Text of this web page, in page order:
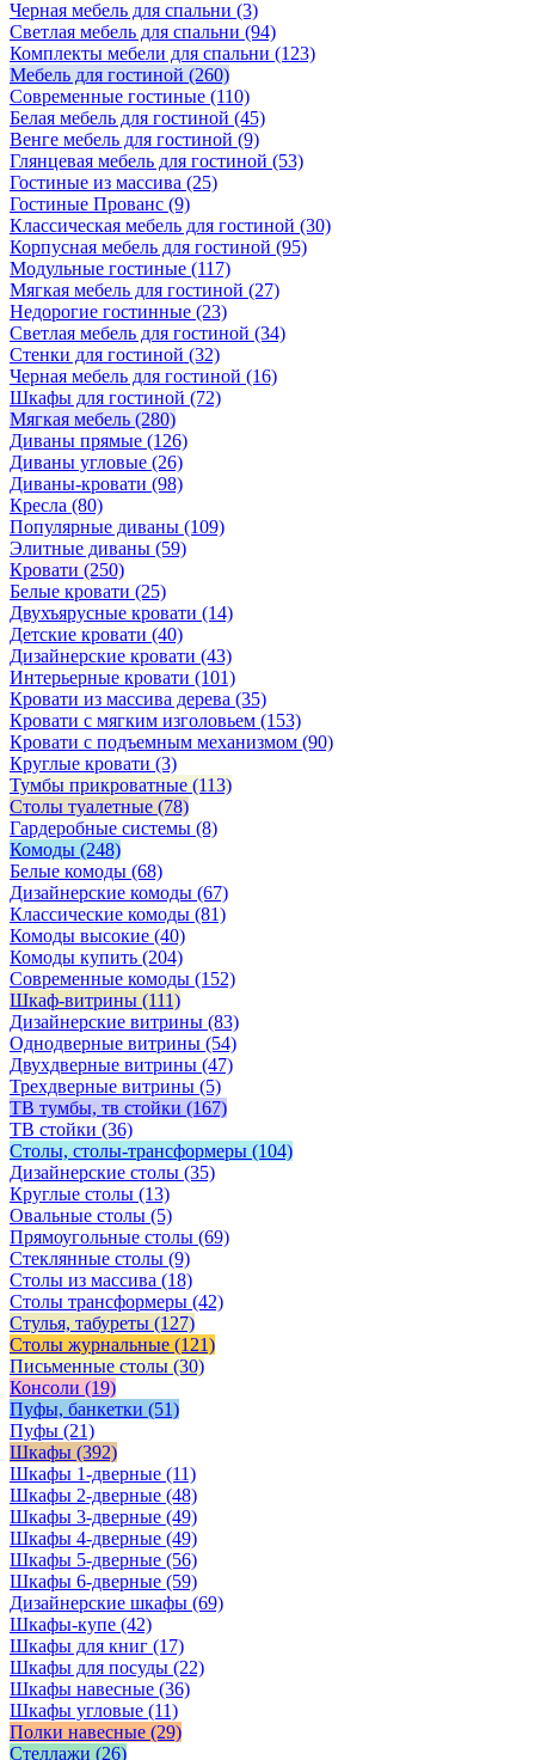
Черная мебель для спальни (3)
Светлая мебель для спальни (94)
Комплекты мебели для спальни (123)
Мебель для гостиной (260)
Современные гостиные (110)
Белая мебель для гостиной (45)
Венге мебель для гостиной (9)
Глянцевая мебель для гостиной (53)
Гостиные из массива (25)
Гостиные Прованс (9)
Классическая мебель для гостиной (30)
Корпусная мебель для гостиной (95)
Модульные гостиные (117)
Мягкая мебель для гостиной (27)
Недорогие гостинные (23)
Светлая мебель для гостиной (34)
Стенки для гостиной (32)
Черная мебель для гостиной (16)
Шкафы для гостиной (72)
Мягкая мебель (280)
Диваны прямые (126)
Диваны угловые (26)
Диваны-кровати (98)
Кресла (80)
Популярные диваны (109)
Элитные диваны (59)
Кровати (250)
Белые кровати (25)
Двухъярусные кровати (14)
Детские кровати (40)
Дизайнерские кровати (43)
Интерьерные кровати (101)
Кровати из массива дерева (35)
Кровати с мягким изголовьем (153)
Кровати с подъемным механизмом (90)
Круглые кровати (3)
Тумбы прикроватные (113)
Столы туалетные (78)
Гардеробные системы (8)
Комоды (248)
Белые комоды (68)
Дизайнерские комоды (67)
Классические комоды (81)
Комоды высокие (40)
Комоды купить (204)
Современные комоды (152)
Шкаф-витрины (111)
Дизайнерские витрины (83)
Однодверные витрины (54)
Двухдверные витрины (47)
Трехдверные витрины (5)
ТВ тумбы, тв стойки (167)
ТВ стойки (36)
Столы, столы-трансформеры (104)
Дизайнерские столы (35)
Круглые столы (13)
Овальные столы (5)
Прямоугольные столы (69)
Стеклянные столы (9)
Столы из массива (18)
Столы трансформеры (42)
Стулья, табуреты (127)
Столы журнальные (121)
Письменные столы (30)
Консоли (19)
Пуфы, банкетки (51)
Пуфы (21)
Шкафы (392)
Шкафы 1-дверные (11)
Шкафы 2-дверные (48)
Шкафы 3-дверные (49)
Шкафы 4-дверные (49)
Шкафы 5-дверные (56)
Шкафы 6-дверные (59)
Дизайнерские шкафы (69)
Шкафы-купе (42)
Шкафы для книг (17)
Шкафы для посуды (22)
Шкафы навесные (36)
Шкафы угловые (11)
Полки навесные (29)
Стеллажи (26)